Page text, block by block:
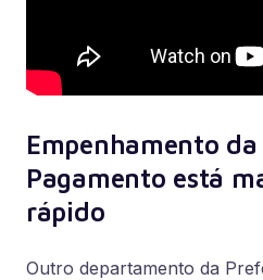
Empenhamento
Pagamento está
rápido
Outro departamento da